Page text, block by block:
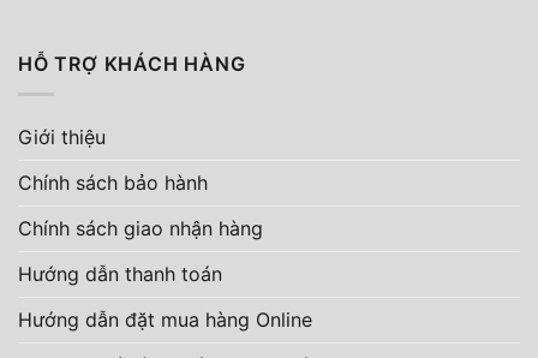
HỖ TRỢ KHÁCH HÀNG
Giới thiệu
Chính sách bảo hành
Chính sách giao nhận hàng
Hướng dẫn thanh toán
Hướng dẫn đặt mua hàng Online